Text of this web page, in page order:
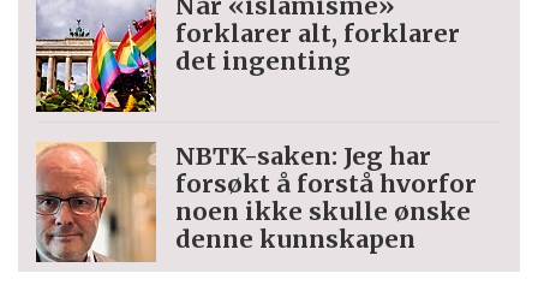
forklarer alt, forklarer
det ingenting
NBTK-saken: Jeg har
forsøkt å forstå hvorfor
noen ikke skulle ønske
denne kunnskapen